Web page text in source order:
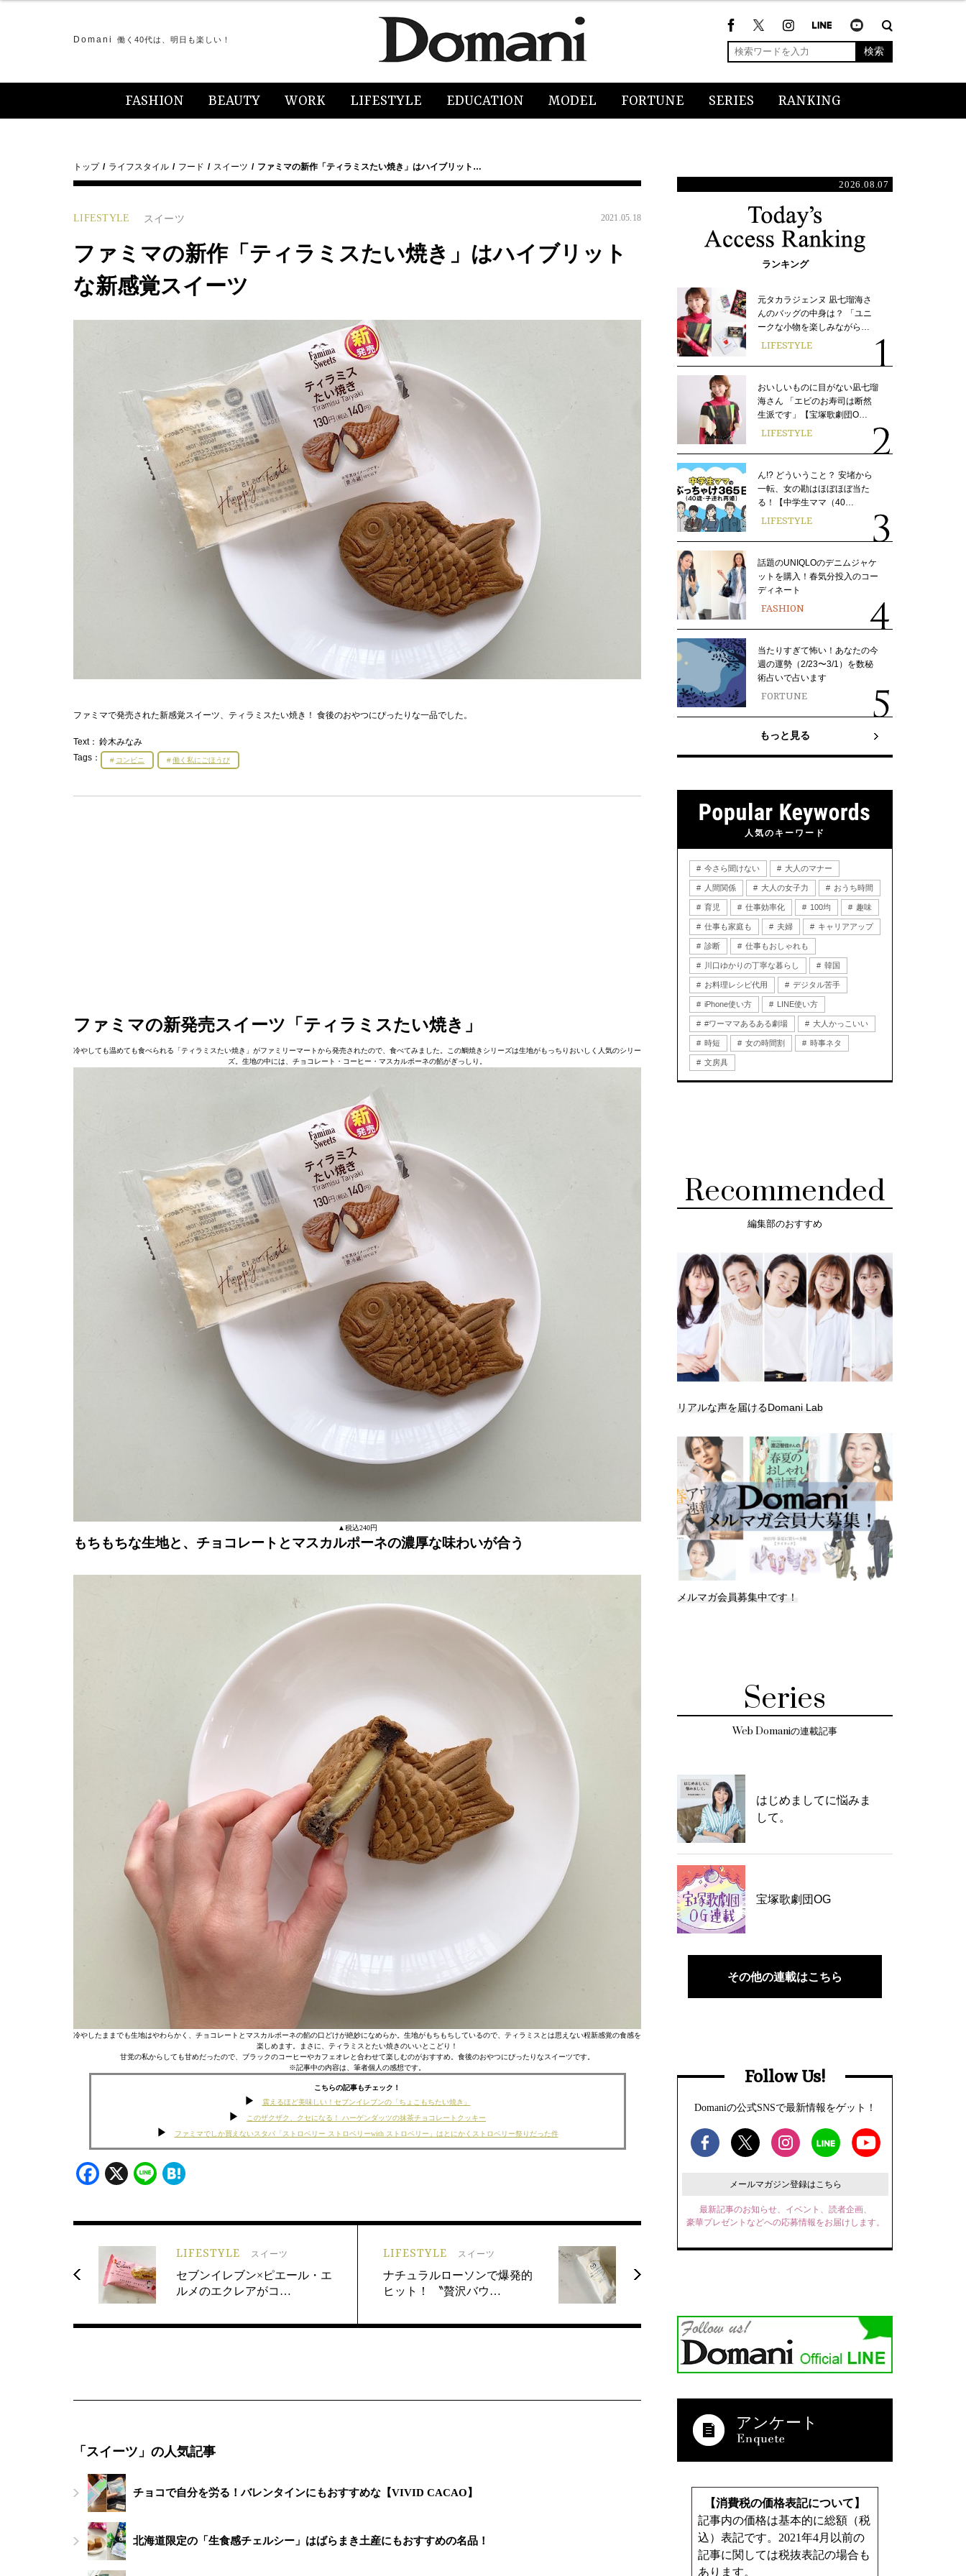
Domani 働く40代は、明日も楽しい！
検索
FASHION BEAUTY WORK LIFESTYLE EDUCATION MODEL FORTUNE SERIES RANKING
トップ ライフスタイル フード スイーツ ファミマの新作「ティラミスたい焼き」はハイブリット…
LIFESTYLE スイーツ 2021.05.18
ファミマの新作「ティラミスたい焼き」はハイブリット
な新感覚スイーツ
ファミマで発売された新感覚スイーツ、ティラミスたい焼き！ 食後のおやつにぴったりな一品でした。
Text： 鈴木みなみ
Tags：
コンビニ 働く私にごほうび
ファミマの新発売スイーツ「ティラミスたい焼き」
冷やしても温めても食べられる「ティラミスたい焼き」がファミリーマートから発売されたので、食べてみました。この鯛焼きシリーズは生地がもっちりおいしく人気のシリー
ズ。生地の中には、チョコレート・コーヒー・マスカルポーネの餡がぎっしり。
▲税込240円
もちもちな生地と、チョコレートとマスカルポーネの濃厚な味わいが合う
冷やしたままでも生地はやわらかく、チョコレートとマスカルポーネの餡の口どけが絶妙になめらか。生地がもちもちしているので、ティラミスとは思えない程新感覚の食感を
楽しめます。まさに、ティラミスとたい焼きのいいとこどり！
甘党の私からしても甘めだったので、ブラックのコーヒーやカフェオレと合わせて楽しむのがおすすめ。食後のおやつにぴったりなスイーツです。
※記事中の内容は、筆者個人の感想です。
こちらの記事もチェック！
震えるほど美味しい！セブンイレブンの「ちょこもちたい焼き」
このザクザク、クセになる！ ハーゲンダッツの抹茶チョコレートクッキー
ファミマでしか買えないスタバ「ストロベリー ストロベリーwith ストロベリー」はとにかくストロベリー祭りだった件
Facebook
X Line
LIFESTYLE スイーツ
セブンイレブン×ピエール・エ
ルメのエクレアがコ…
LIFESTYLE スイーツ
ナチュラルローソンで爆発的
ヒット！ 〝贅沢バウ…
「スイーツ」の人気記事
チョコで自分を労る！バレンタインにもおすすめな【VIVID CACAO】
北海道限定の「生食感チェルシー」はばらまき土産にもおすすめの名品！
2026.08.07
ランキング
元タカラジェンヌ 凪七瑠海さ
んのバッグの中身は？ 「ユニ
ークな小物を楽しみながら…
LIFESTYLE
おいしいものに目がない凪七瑠
海さん 「エビのお寿司は断然
生派です」【宝塚歌劇団O…
LIFESTYLE
ん!? どういうこと？ 安堵から
一転、女の勘はほぼほぼ当た
る！【中学生ママ（40…
LIFESTYLE
話題のUNIQLOのデニムジャケ
ットを購入！春気分投入のコー
ディネート
FASHION
当たりすぎて怖い！あなたの今
週の運勢（2/23〜3/1）を数秘
術占いで占います
FORTUNE
もっと見る
人気のキーワード
今さら聞けない 大人のマナー
人間関係 大人の女子力 おうち時間
育児 仕事効率化 100均 趣味
仕事も家庭も 夫婦 キャリアアップ
診断 仕事もおしゃれも
川口ゆかりの丁寧な暮らし 韓国
お料理レシピ代用 デジタル苦手
iPhone使い方 LINE使い方
#ワーママあるある劇場 大人かっこいい
時短 女の時間割 時事ネタ
文房具
Recommended
編集部のおすすめ
リアルな声を届けるDomani Lab
メルマガ会員募集中です！
Series
Web Domaniの連載記事
はじめましてに悩みま
して。
宝塚歌劇団OG
その他の連載はこちら
Follow Us!
Domaniの公式SNSで最新情報をゲット！
メールマガジン登録はこちら
最新記事のお知らせ、イベント、読者企画、
豪華プレゼントなどへの応募情報をお届けします。
アンケート
【消費税の価格表記について】
記事内の価格は基本的に総額（税
込）表記です。2021年4月以前の
記事に関しては税抜表記の場合も
あります。